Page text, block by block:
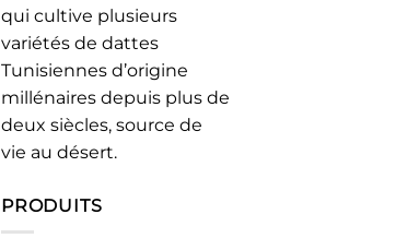
qui cultive plusieurs
variétés de dattes
Tunisiennes d’origine
millénaires depuis plus de
deux siècles, source de
vie au désert.
PRODUITS